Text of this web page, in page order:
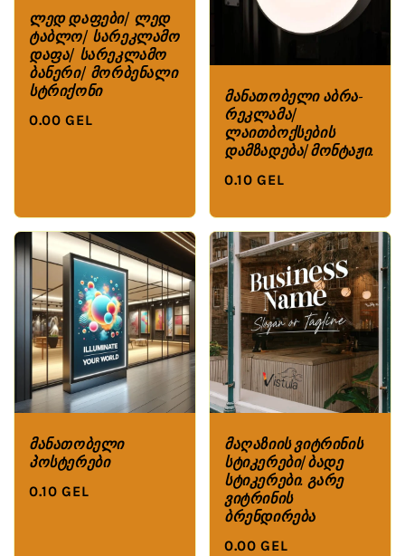
ლედ დაფები/ ლედ
ტაბლო/ სარეკლამო
დაფა/ სარეკლამო
ბანერი/ მორბენალი
სტრიქონი
0.00 GEL
მანათობელი აბრა-
რეკლამა/
ლაითბოქსების
დამზადება/მონტაჟი.
0.10 GEL
მანათობელი
პოსტერები
0.10 GEL
მაღაზიის ვიტრინის
სტიკერები/ბადე
სტიკერები. გარე
ვიტრინის
ბრენდირება
0.00 GEL